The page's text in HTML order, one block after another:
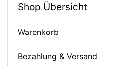
Shop Übersicht
Warenkorb
Bezahlung & Versand